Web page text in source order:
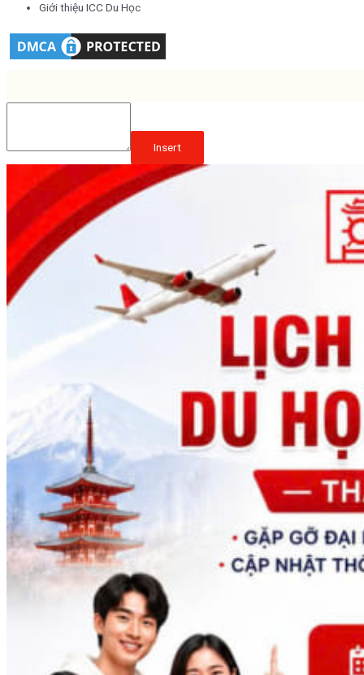
Giới thiệu ICC Du Học
Insert